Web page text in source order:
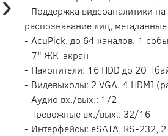
- Поддержка видеоаналитики
распознавание лиц,
- AcuPick, до 64 каналов, 1
- 7" ЖК-экран
- Накопители: 16 HDD до 20
- Видевыходы: 2 VGA, 4 HDMI
- Аудио вх./вых.: 1/2
- Тревожные вх./вых.: 32/16
- Интерфейсы: eSATA, RS-232,